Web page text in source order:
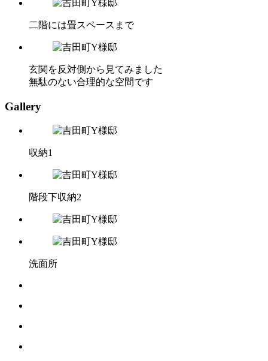
二階には畳スペースまで
玄関を反対側から見てみました
無駄のない合理的な空間です
Gallery
収納1
階段下収納2
洗面所